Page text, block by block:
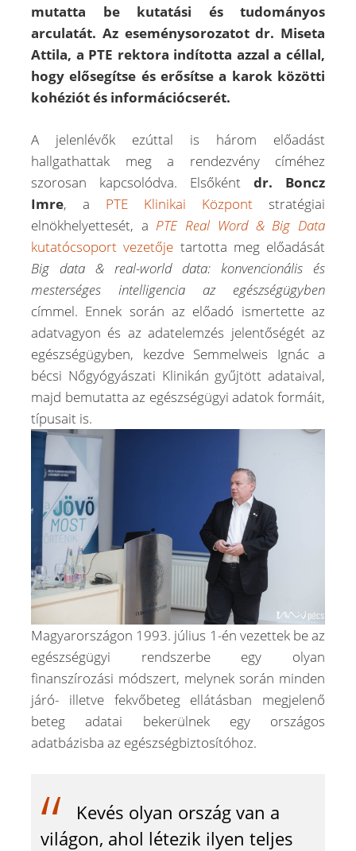
mutatta be kutatási és tudományos
arculatát. Az eseménysorozatot dr. Miseta
Attila, a PTE rektora indította azzal a céllal,
hogy elősegítse és erősítse a karok közötti
kohéziót és információcserét.
A jelenlévők ezúttal is három előadást
hallgathattak meg a rendezvény címéhez
szorosan kapcsolódva. Elsőként dr. Boncz
Imre, a PTE Klinikai Központ stratégiai
elnökhelyettesét, a PTE Real Word & Big Data
kutatócsoport vezetője tartotta meg előadását
Big data & real-world data: konvencionális és
mesterséges intelligencia az egészségügyben
címmel. Ennek során az előadó ismertette az
adatvagyon és az adatelemzés jelentőségét az
egészségügyben, kezdve Semmelweis Ignác a
bécsi Nőgyógyászati Klinikán gyűjtött adataival,
majd bemutatta az egészségügyi adatok formáit,
típusait is.
Magyarországon 1993. július 1-én vezettek be az
egészségügyi rendszerbe egy olyan
finanszírozási módszert, melynek során minden
járó- illetve fekvőbeteg ellátásban megjelenő
beteg adatai bekerülnek egy országos
adatbázisba az egészségbiztosítóhoz.
Kevés olyan ország van a
világon, ahol létezik ilyen teljes